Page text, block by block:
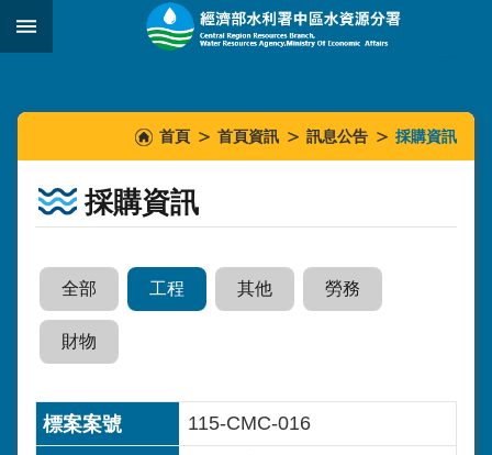
跳到主要內容區塊
::::::
首頁 首頁資訊 訊息公告 採購資訊
採購資訊
全部 工程 其他 勞務
財物
115-CMC-016